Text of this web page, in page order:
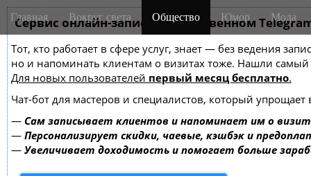
Сервис онлайн-записи на собственном
Тот, кто работает в сфере услуг, знает — без ведения
но и напоминать клиентам о визитах тоже. Нашли
Для новых пользователей первый месяц бесплатно.
Чат-бот для мастеров и специалистов, который упрощает
— Сам записывает клиентов и напоминает им о
— Персонализирует скидки, чаевые, кэшбэк и
— Увеличивает доходимость и помогает больше
M
a
n
m
e
n
u
i
Главная Вокруг света Общество Юмор Мода